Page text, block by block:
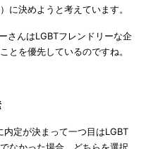
に決めようと考えています。
さんはLGBTフレンドリーな企
とを優先しているのですね。
定が決まって一つ目はLGBT
なかった場合、どちらを選択